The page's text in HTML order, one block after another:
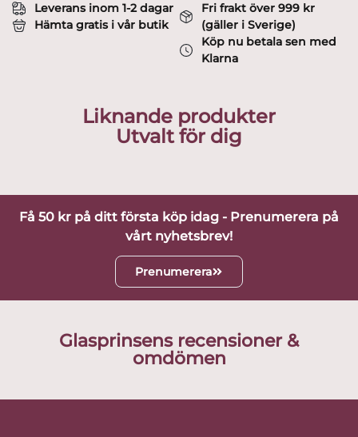
Leverans inom 1-2 dagar
Hämta gratis i vår butik
Fri frakt över 999 kr
(gäller i Sverige)
Köp nu betala sen med
Klarna
Liknande produkter
Utvalt för dig
Få 50 kr på ditt första köp idag - Prenumerera på
vårt nyhetsbrev!
Prenumerera
Glasprinsens recensioner &
omdömen